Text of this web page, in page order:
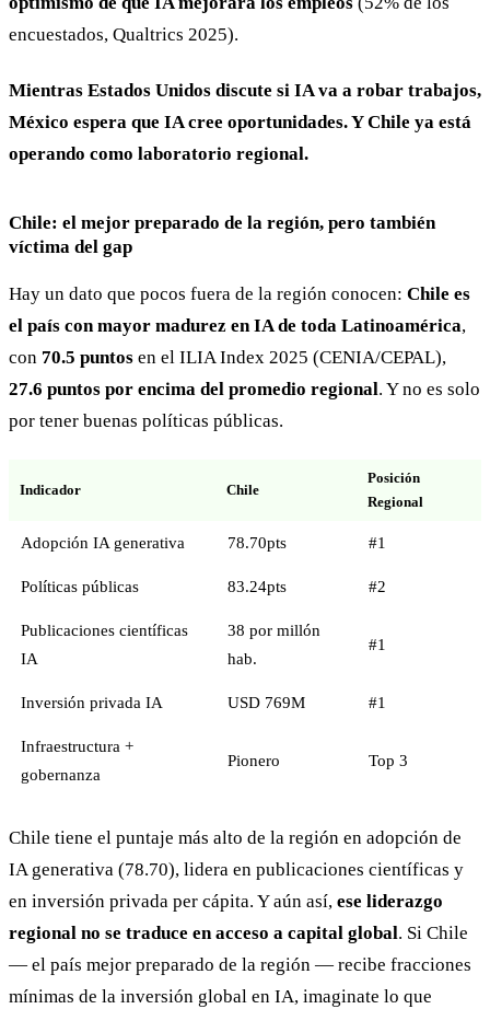
encuestados, Qualtrics 2025).
Mientras Estados Unidos discute si IA va a robar trabajos,
México espera que IA cree oportunidades. Y Chile ya está
operando como laboratorio regional.
Chile: el mejor preparado de la región, pero también
víctima del gap
Hay un dato que pocos fuera de la región conocen: Chile es
el país con mayor madurez en IA de toda Latinoamérica,
con 70.5 puntos en el ILIA Index 2025 (CENIA/CEPAL),
27.6 puntos por encima del promedio regional. Y no es solo
por tener buenas políticas públicas.
Indicador Chile
Posición
Regional
Adopción IA generativa 78.70pts #1
Políticas públicas 83.24pts #2
Publicaciones científicas
IA
38 por millón
hab.
#1
Inversión privada IA USD 769M #1
Infraestructura +
gobernanza
Pionero Top 3
Chile tiene el puntaje más alto de la región en adopción de
IA generativa (78.70), lidera en publicaciones científicas y
en inversión privada per cápita. Y aún así, ese liderazgo
regional no se traduce en acceso a capital global. Si Chile
— el país mejor preparado de la región — recibe fracciones
mínimas de la inversión global en IA, imaginate lo que